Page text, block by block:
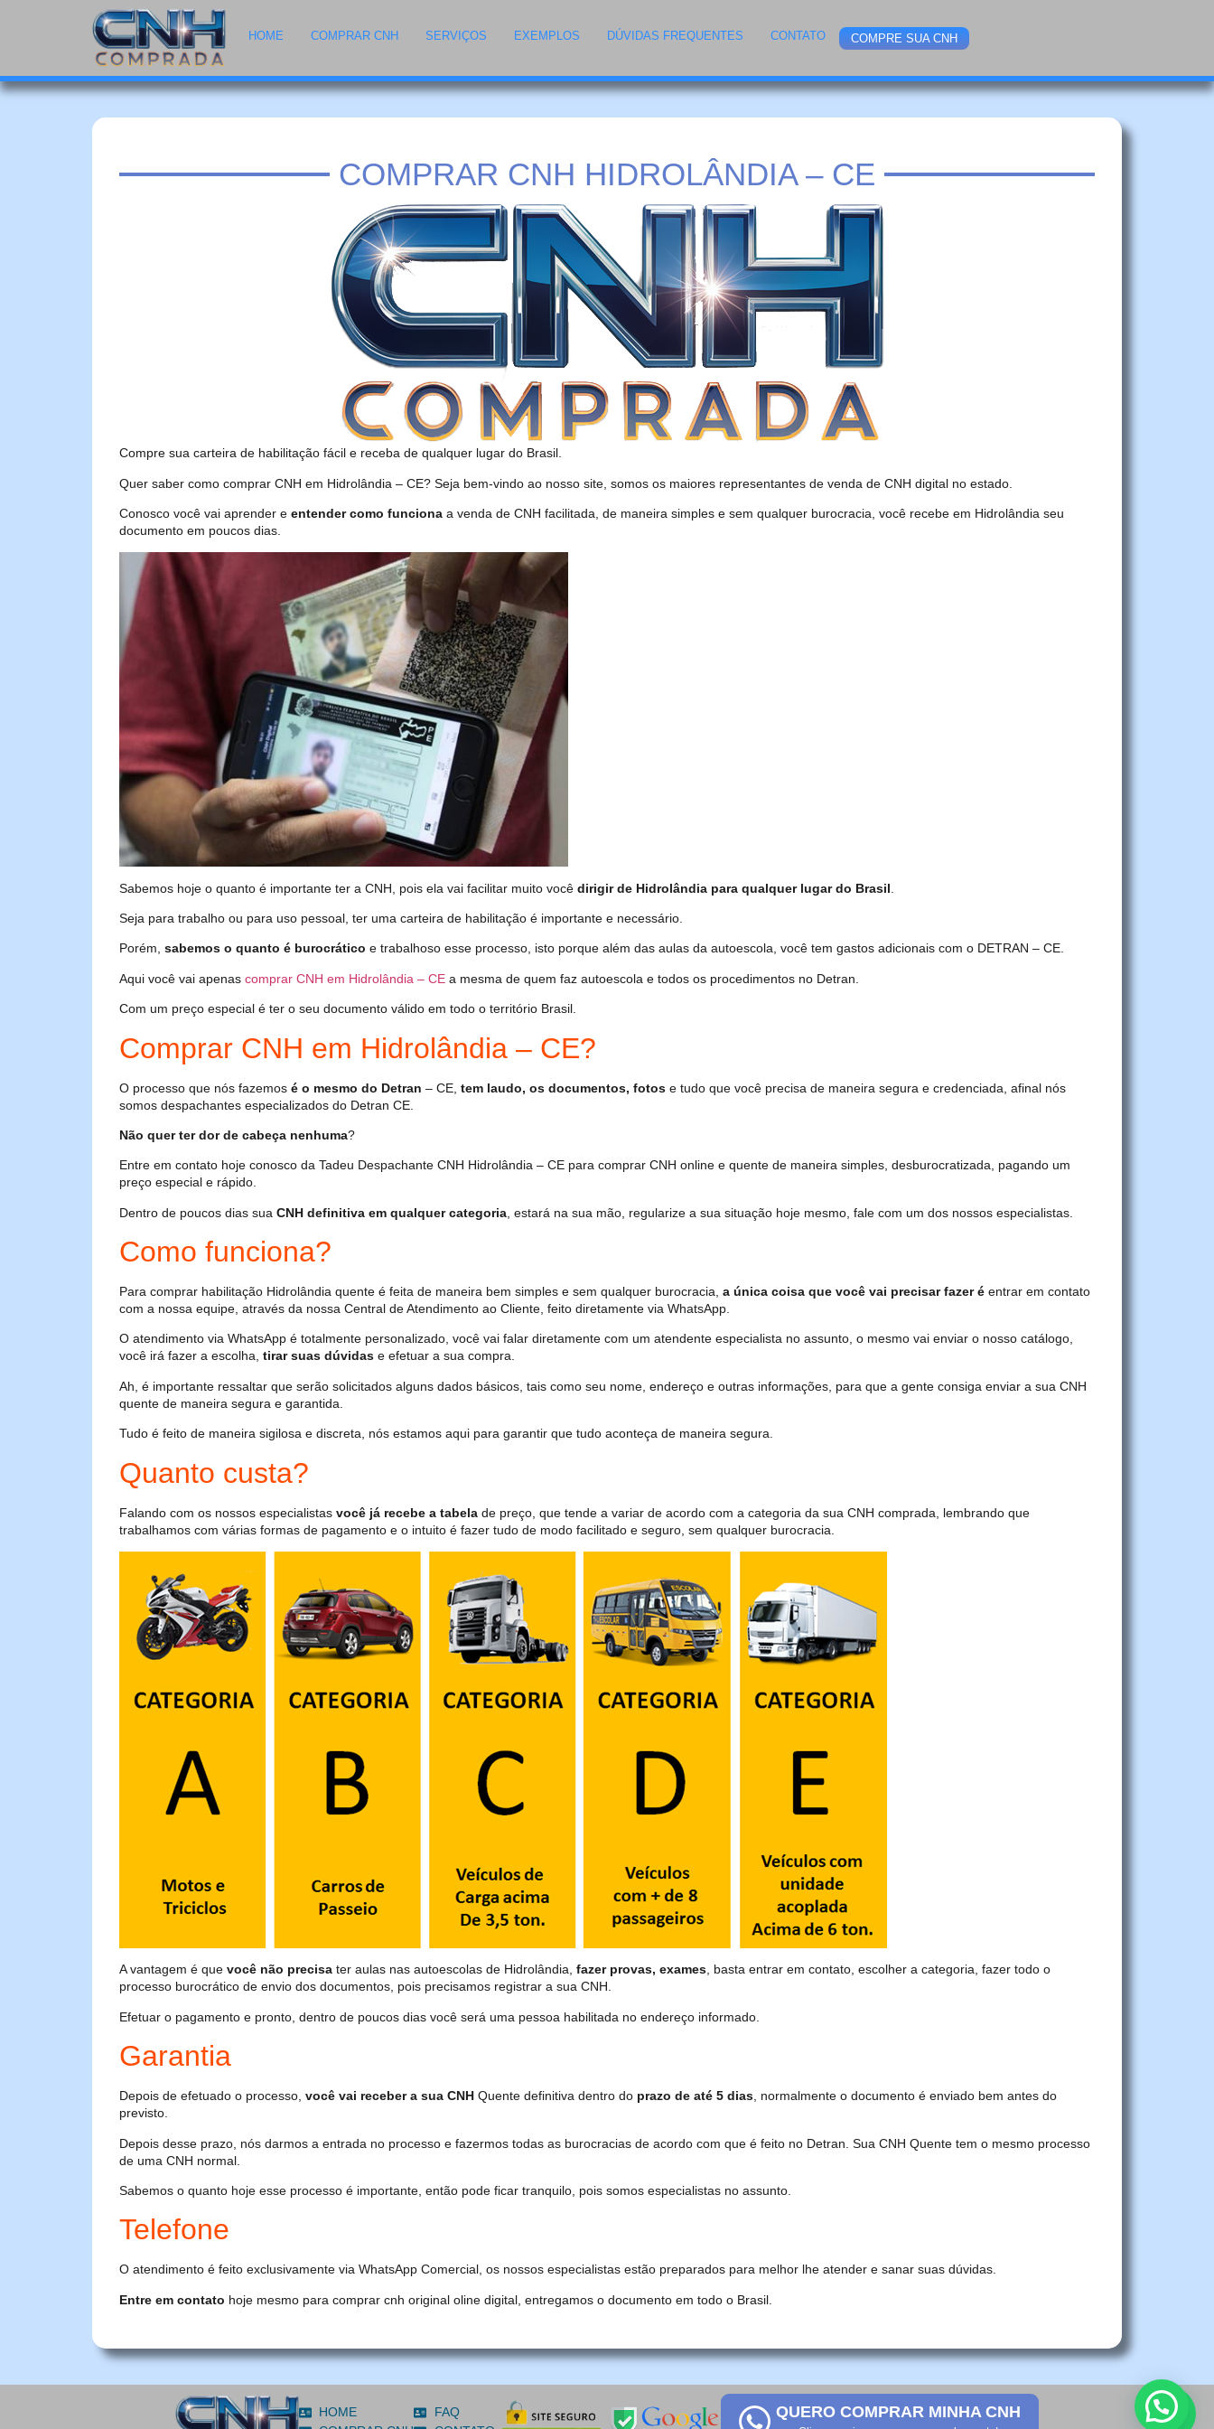
HOME COMPRAR CNH SERVIÇOS EXEMPLOS DÚVIDAS FREQUENTES CONTATO COMPRE SUA CNH
COMPRAR CNH HIDROLÂNDIA – CE
Compre sua carteira de habilitação fácil e receba de qualquer lugar do Brasil.
Quer saber como comprar CNH em Hidrolândia – CE? Seja bem-vindo ao nosso site, somos os maiores representantes de venda de CNH digital no estado.
Conosco você vai aprender e entender como funciona a venda de CNH facilitada, de maneira simples e sem qualquer burocracia, você recebe em Hidrolândia seu
documento em poucos dias.
Sabemos hoje o quanto é importante ter a CNH, pois ela vai facilitar muito você dirigir de Hidrolândia para qualquer lugar do Brasil
Seja para trabalho ou para uso pessoal, ter uma carteira de habilitação é importante e necessário.
Porém, sabemos o quanto é burocrático e trabalhoso esse processo, isto porque além das aulas da autoescola, você tem gastos adicionais com o DETRAN – CE.
Aqui você vai apenas comprar CNH em Hidrolândia – CE a mesma de quem faz autoescola e todos os procedimentos no Detran.
Com um preço especial é ter o seu documento válido em todo o território Brasil.
Comprar CNH em Hidrolândia – CE?
O processo que nós fazemos é o mesmo do Detran – CE, tem laudo, os documentos, fotos e tudo que você precisa de maneira segura e credenciada, afinal nós
somos despachantes especializados do Detran CE.
Não quer ter dor de cabeça nenhuma?
Entre em contato hoje conosco da Tadeu Despachante CNH Hidrolândia – CE para comprar CNH online e quente de maneira simples, desburocratizada, pagando um
preço especial e rápido.
Dentro de poucos dias sua CNH definitiva em qualquer categoria , estará na sua mão, regularize a sua situação hoje mesmo, fale com um dos nossos especialistas.
Como funciona?
Para comprar habilitação Hidrolândia quente é feita de maneira bem simples e sem qualquer burocracia, a única coisa que você vai precisar fazer é entrar em contato
com a nossa equipe, através da nossa Central de Atendimento ao Cliente, feito diretamente via WhatsApp.
O atendimento via WhatsApp é totalmente personalizado, você vai falar diretamente com um atendente especialista no assunto, o mesmo vai enviar o nosso catálogo,
você irá fazer a escolha, tirar suas dúvidas e efetuar a sua compra.
Ah, é importante ressaltar que serão solicitados alguns dados básicos, tais como seu nome, endereço e outras informações, para que a gente consiga enviar a sua CNH
quente de maneira segura e garantida.
Tudo é feito de maneira sigilosa e discreta, nós estamos aqui para garantir que tudo aconteça de maneira segura.
Quanto custa?
Falando com os nossos especialistas você já recebe a tabela de preço, que tende a variar de acordo com a categoria da sua CNH comprada, lembrando que
trabalhamos com várias formas de pagamento e o intuito é fazer tudo de modo facilitado e seguro, sem qualquer burocracia.
A vantagem é que você não precisa ter aulas nas autoescolas de Hidrolândia, fazer provas, exames, basta entrar em contato, escolher a categoria, fazer todo o
processo burocrático de envio dos documentos, pois precisamos registrar a sua CNH.
Efetuar o pagamento e pronto, dentro de poucos dias você será uma pessoa habilitada no endereço informado.
Garantia
Depois de efetuado o processo, você vai receber a sua CNH Quente definitiva dentro do prazo de até 5 dias, normalmente o documento é enviado bem antes do
previsto.
Depois desse prazo, nós darmos a entrada no processo e fazermos todas as burocracias de acordo com que é feito no Detran. Sua CNH Quente tem o mesmo processo
de uma CNH normal.
Sabemos o quanto hoje esse processo é importante, então pode ficar tranquilo, pois somos especialistas no assunto.
Telefone
O atendimento é feito exclusivamente via WhatsApp Comercial, os nossos especialistas estão preparados para melhor lhe atender e sanar suas dúvidas.
Entre em contato hoje mesmo para comprar cnh original oline digital, entregamos o documento em todo o Brasil.
HOME
FAQ
QUERO COMPRAR MINHA CNH